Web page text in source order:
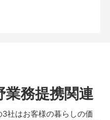
業務提携関連
社はお客様の暮らしの価